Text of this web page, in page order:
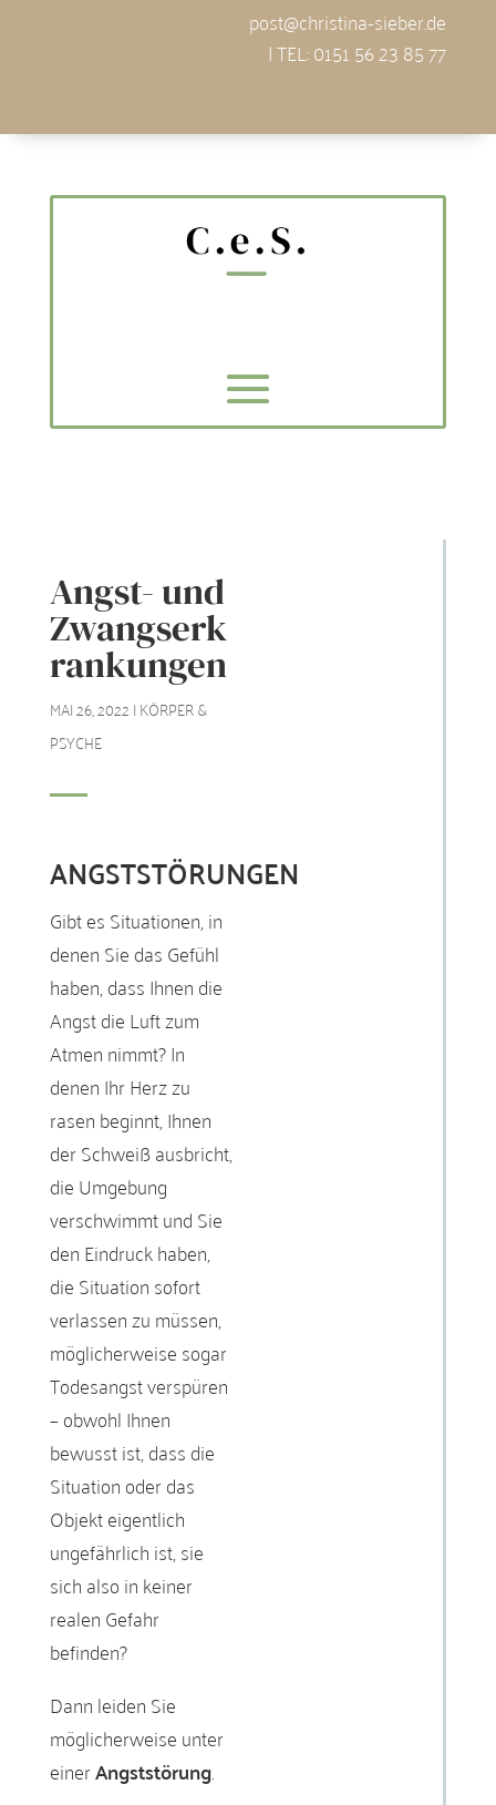
post@christina-sieber.de
| TEL: 0151 56 23 85 77
Angst- und
Zwangserk
rankungen
MAI 26, 2022 | KÖRPER &
PSYCHE
ANGSTSTÖRUNGEN
Gibt es Situationen, in
denen Sie das Gefühl
haben, dass Ihnen die
Angst die Luft zum
Atmen nimmt? In
denen Ihr Herz zu
rasen beginnt, Ihnen
der Schweiß ausbricht,
die Umgebung
verschwimmt und Sie
den Eindruck haben,
die Situation sofort
verlassen zu müssen,
möglicherweise sogar
Todesangst verspüren
– obwohl Ihnen
bewusst ist, dass die
Situation oder das
Objekt eigentlich
ungefährlich ist, sie
sich also in keiner
realen Gefahr
befinden?
Dann leiden Sie
möglicherweise unter
einerAngststörung.